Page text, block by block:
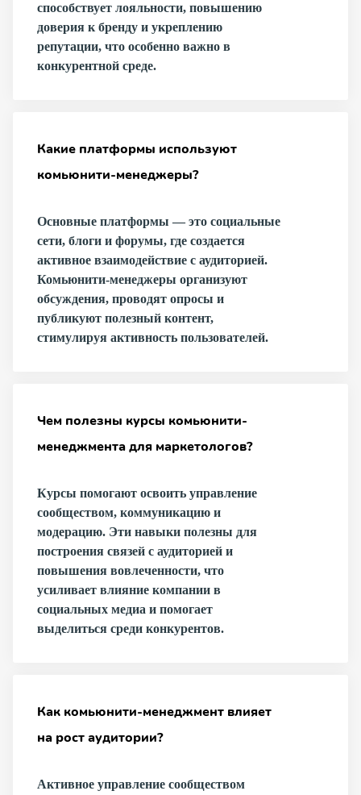
способствует лояльности, повышению
доверия к бренду и укреплению
репутации, что особенно важно в
конкурентной среде.
Какие платформы используют
комьюнити-менеджеры?
Основные платформы — это социальные
сети, блоги и форумы, где создается
активное взаимодействие с аудиторией.
Комьюнити-менеджеры организуют
обсуждения, проводят опросы и
публикуют полезный контент,
стимулируя активность пользователей.
Чем полезны курсы комьюнити-
менеджмента для маркетологов?
Курсы помогают освоить управление
сообществом, коммуникацию и
модерацию. Эти навыки полезны для
построения связей с аудиторией и
повышения вовлеченности, что
усиливает влияние компании в
социальных медиа и помогает
выделиться среди конкурентов.
Как комьюнити-менеджмент влияет
на рост аудитории?
Активное управление сообществом